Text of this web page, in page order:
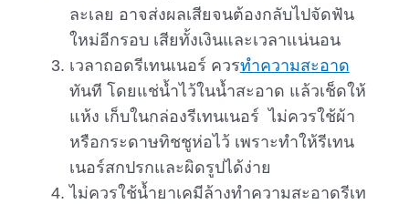
ละเลย อาจส่งผลเสียจนต้องกลับไปจัดฟัน
ใหม่อีกรอบ เสียทั้งเงินและเวลาแน่นอน
เวลาถอดรีเทนเนอร์ ควรทำความสะอาด
ทันที โดยแช่น้ำไว้ในน้ำสะอาด แล้วเช็ดให้
แห้ง เก็บในกล่องรีเทนเนอร์ ไม่ควรใช้ผ้า
หรือกระดาษทิชชูห่อไว้ เพราะทำให้รีเทน
เนอร์สกปรกและผิดรูปได้ง่าย
ไม่ควรใช้น้ำยาเคมีล้างทำความสะอาดรีเท